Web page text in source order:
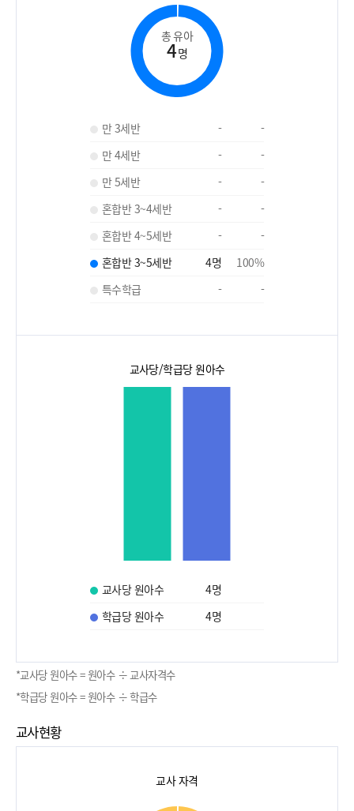
총 유아
4명
만 3세반 -
-
만 4세반
-
-
만 5세반
-
-
혼합반 3~4세반
-
-
혼합반 4~5세반
-
-
혼합반 3~5세반
4명 100%
특수학급
- -
교사당/학급당 원아수
교사당 원아수 4명
학급당 원아수
4명
*교사당 원아수 = 원아수 ÷ 교사자격수
*학급당 원아수 = 원아수 ÷ 학급수
교사현황
교사 자격